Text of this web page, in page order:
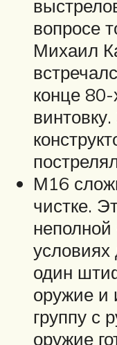
вопросе
Михаил
конце
М16
чистке.
условиях
один
оружие и
группу с
оружие